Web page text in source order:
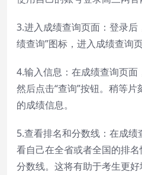
3.进入成绩查询页面：登录后
绩查询”图标，进入成绩查询页
4.输入信息：在成绩查询页面
然后点击“查询”按钮。稍等
的成绩信息。
5.查看排名和分数线：在成
看自己在全省或者全国的排
分数线。这将有助于考生更好